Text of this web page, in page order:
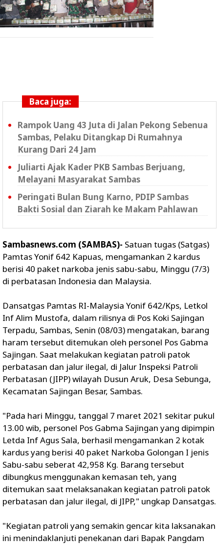
Baca juga:
Rampok Uang 43 Juta di Jalan Pekong Sebenua
Sambas, Pelaku Ditangkap Di Rumahnya
Kurang Dari 24 Jam
Juliarti Ajak Kader PKB Sambas Berjuang,
Melayani Masyarakat Sambas
Peringati Bulan Bung Karno, PDIP Sambas
Bakti Sosial dan Ziarah ke Makam Pahlawan
Sambasnews.com (SAMBAS)- Satuan tugas (Satgas)
Pamtas Yonif 642 Kapuas, mengamankan 2 kardus
berisi 40 paket narkoba jenis sabu-sabu, Minggu (7/3)
di perbatasan Indonesia dan Malaysia.
Dansatgas Pamtas RI-Malaysia Yonif 642/Kps, Letkol
Inf Alim Mustofa, dalam rilisnya di Pos Koki Sajingan
Terpadu, Sambas, Senin (08/03) mengatakan, barang
haram tersebut ditemukan oleh personel Pos Gabma
Sajingan. Saat melakukan kegiatan patroli patok
perbatasan dan jalur ilegal, di Jalur Inspeksi Patroli
Perbatasan (JIPP) wilayah Dusun Aruk, Desa Sebunga,
Kecamatan Sajingan Besar, Sambas.
"Pada hari Minggu, tanggal 7 maret 2021 sekitar pukul
13.00 wib, personel Pos Gabma Sajingan yang dipimpin
Letda Inf Agus Sala, berhasil mengamankan 2 kotak
kardus yang berisi 40 paket Narkoba Golongan I jenis
Sabu-sabu seberat 42,958 Kg. Barang tersebut
dibungkus menggunakan kemasan teh, yang
ditemukan saat melaksanakan kegiatan patroli patok
perbatasan dan jalur ilegal, di JIPP," ungkap Dansatgas.
"Kegiatan patroli yang semakin gencar kita laksanakan
ini menindaklanjuti penekanan dari Bapak Pangdam